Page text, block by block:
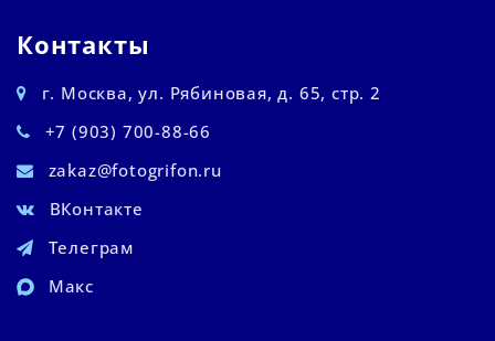
Контакты
г. Москва, ул. Рябиновая, д. 65, стр. 2
+7 (903) 700-88-66
zakaz@fotogrifon.ru
ВКонтакте
Телеграм
Макс